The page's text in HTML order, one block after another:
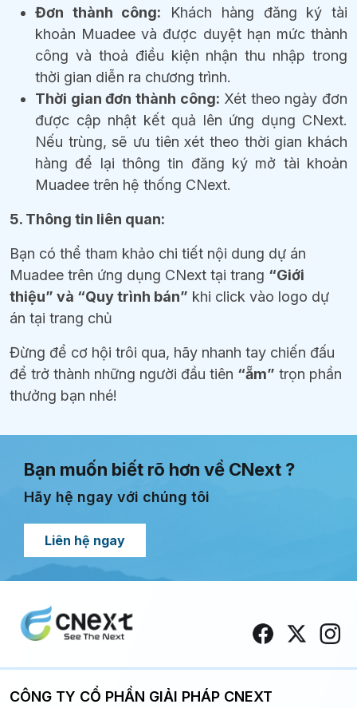
Đơn thành công: Khách hàng đăng ký tài
khoản Muadee và được duyệt hạn mức thành
công và thoả điều kiện nhận thu nhập trong
thời gian diễn ra chương trình.
Thời gian đơn thành công: Xét theo ngày đơn
được cập nhật kết quả lên ứng dụng CNext.
Nếu trùng, sẽ ưu tiên xét theo thời gian khách
hàng để lại thông tin đăng ký mở tài khoản
Muadee trên hệ thống CNext.
5. Thông tin liên quan:
Bạn có thể tham khảo chi tiết nội dung dự án
Muadee trên ứng dụng CNext tại trang “Giới
thiệu” và “Quy trình bán” khi click vào logo dự
án tại trang chủ
Đừng để cơ hội trôi qua, hãy nhanh tay chiến đấu
để trở thành những người đầu tiên “ẵm” trọn phần
thưởng bạn nhé!
Bạn muốn biết rõ hơn về CNext ?
Hãy hệ ngay với chúng tôi
Liên hệ ngay
CÔNG TY CỔ PHẦN GIẢI PHÁP CNEXT